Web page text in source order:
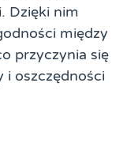
Dzięki nim
między
przyczynia się
i oszczędności